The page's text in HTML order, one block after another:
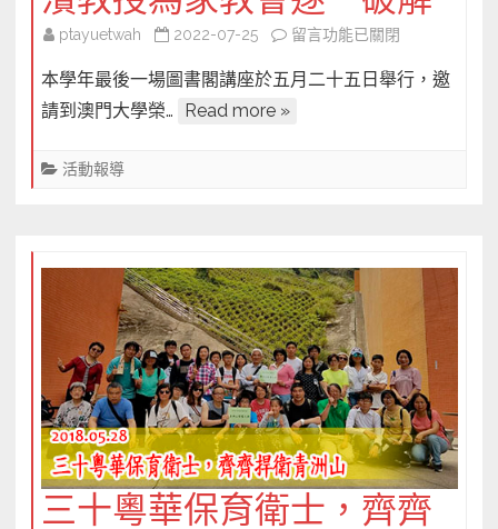
ptayuetwah 2022-07-25
在
六
鄧
景
濱
教
授
為
家
教
會
留言功能已關閉
本學年最後一場圖書閣講座於五月二十五日舉行，邀
請到澳門大學榮…
Read more »
活動報導
三十粵華保育衛士，齊齊